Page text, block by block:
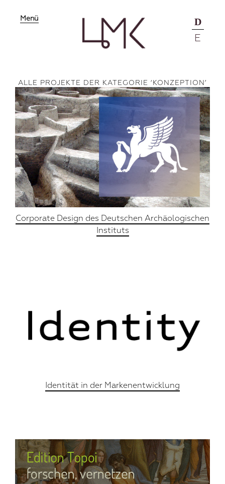
Menü D
E
ALLE PROJEKTE DER KATEGORIE ‘KONZEPTION’
Corporate Design des Deutschen Archäologischen
Instituts
Identität in der Markenentwicklung